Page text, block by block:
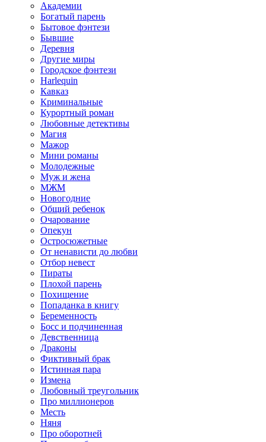
Академии
Богатый парень
Бытовое фэнтези
Бывшие
Деревня
Другие миры
Городское фэнтези
Harlequin
Кавказ
Криминальные
Курортный роман
Любовные детективы
Магия
Мажор
Мини романы
Молодежные
Муж и жена
МЖМ
Новогодние
Общий ребенок
Очарование
Опекун
Остросюжетные
От ненависти до любви
Отбор невест
Пираты
Плохой парень
Похищение
Попаданка в книгу
Беременность
Босс и подчиненная
Девственница
Драконы
Фиктивный брак
Истинная пара
Измена
Любовный треугольник
Про миллионеров
Месть
Няня
Про оборотней